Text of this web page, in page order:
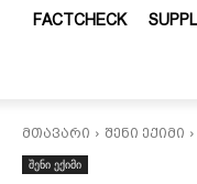
FACTCHECK
მთავარი შენი ექიმი
შენი ექიმი